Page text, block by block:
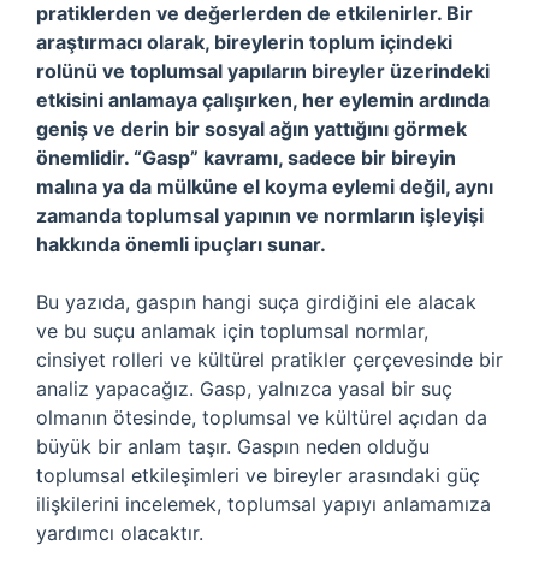
pratiklerden ve değerlerden de etkilenirler. Bir
araştırmacı olarak, bireylerin toplum içindeki
rolünü ve toplumsal yapıların bireyler üzerindeki
etkisini anlamaya çalışırken, her eylemin ardında
geniş ve derin bir sosyal ağın yattığını görmek
önemlidir. “Gasp” kavramı, sadece bir bireyin
malına ya da mülküne el koyma eylemi değil, aynı
zamanda toplumsal yapının ve normların işleyişi
hakkında önemli ipuçları sunar.
Bu yazıda, gaspın hangi suça girdiğini ele alacak
ve bu suçu anlamak için toplumsal normlar,
cinsiyet rolleri ve kültürel pratikler çerçevesinde bir
analiz yapacağız. Gasp, yalnızca yasal bir suç
olmanın ötesinde, toplumsal ve kültürel açıdan da
büyük bir anlam taşır. Gaspın neden olduğu
toplumsal etkileşimleri ve bireyler arasındaki güç
ilişkilerini incelemek, toplumsal yapıyı anlamamıza
yardımcı olacaktır.